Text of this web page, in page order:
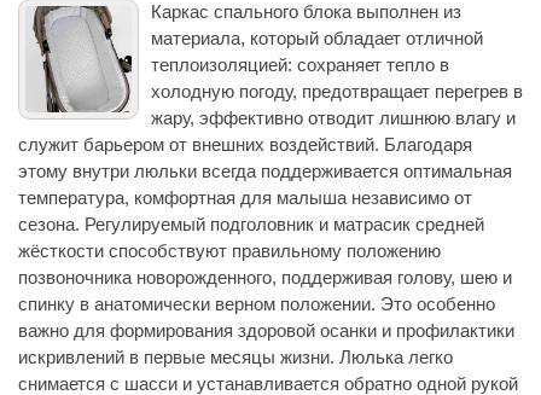
Каркас спального блока выполнен из
материала, который обладает отличной
теплоизоляцией: сохраняет тепло в
холодную погоду, предотвращает перегрев в
жару, эффективно отводит лишнюю влагу и
служит барьером от внешних воздействий. Благодаря
этому внутри люльки всегда поддерживается оптимальная
температура, комфортная для малыша независимо от
сезона. Регулируемый подголовник и матрасик средней
жёсткости способствуют правильному положению
позвоночника новорожденного, поддерживая голову, шею и
спинку в анатомически верном положении. Это особенно
важно для формирования здоровой осанки и профилактики
искривлений в первые месяцы жизни. Люлька легко
снимается с шасси и устанавливается обратно одной рукой